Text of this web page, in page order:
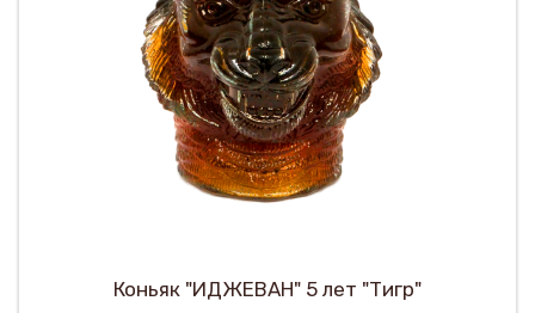
Коньяк "ИДЖЕВАН" 5 лет "Тигр"